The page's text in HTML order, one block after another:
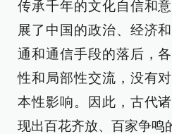
传承千年的文化自信和
展了中国的政治、经济
通和通信手段的落后，
性和局部性交流，没有
本性影响。因此，古代
现出百花齐放、百家争鸣